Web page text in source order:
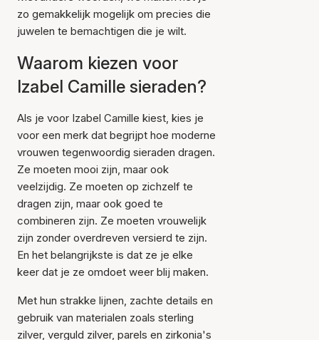
zo gemakkelijk mogelijk om precies die
juwelen te bemachtigen die je wilt.
Waarom kiezen voor
Izabel Camille sieraden?
Als je voor Izabel Camille kiest, kies je
voor een merk dat begrijpt hoe moderne
vrouwen tegenwoordig sieraden dragen.
Ze moeten mooi zijn, maar ook
veelzijdig. Ze moeten op zichzelf te
dragen zijn, maar ook goed te
combineren zijn. Ze moeten vrouwelijk
zijn zonder overdreven versierd te zijn.
En het belangrijkste is dat ze je elke
keer dat je ze omdoet weer blij maken.
Met hun strakke lijnen, zachte details en
gebruik van materialen zoals sterling
zilver, verguld zilver, parels en zirkonia's